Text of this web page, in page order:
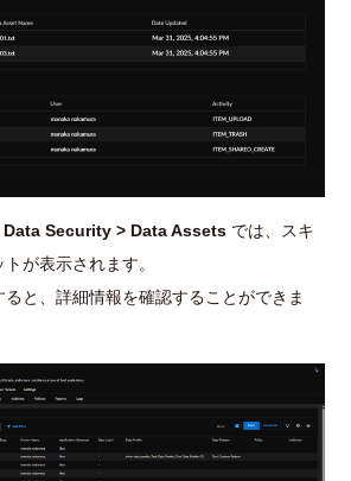
Security > Data Assets では、スキ
が表示されます。
と、詳細情報を確認することができま